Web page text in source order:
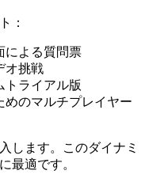
：
による質問票
オ挑戦
トライアル版
めのマルチプレイヤー
します。このダイナミ
最適です。